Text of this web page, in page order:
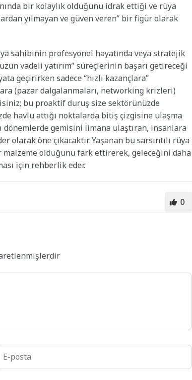
bir kolaylık olduğunu idrak ettiği ve rüya
yılmayan ve güven veren” bir figür olarak
sahibinin profesyonel hayatında veya stratejik
vadeli yatırım” süreçlerinin başarı getireceği
geçirirken sadece “hızlı kazançlara”
(pazar dalgalanmaları, networking krizleri)
bu proaktif duruş size sektörünüzde
havlu attığı noktalarda bitiş çizgisine ulaşma
dönemlerde gemisini limana ulaştıran, insanlara
öne çıkacaktır. Yaşanan bu sarsıntılı rüya
malzeme olduğunu fark ettirerek, geleceğini daha
için rehberlik eder.
0